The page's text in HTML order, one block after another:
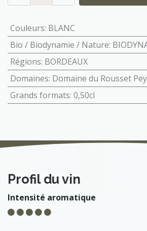
Couleurs: BLANC
Bio / Biodynamie / Nature:
Régions: BORDEAUX
Domaines: Domaine du Rousset
Grands formats: 0,50cl
Profil du vin
Intensité aromatique